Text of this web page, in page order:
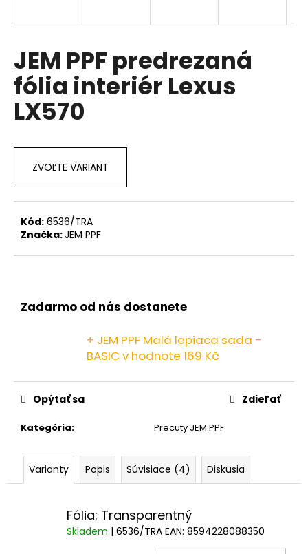
JEM PPF predrezaná
fólia interiér Lexus
LX570
ZVOĽTE VARIANT
Kód: 6536/TRA
Značka:JEM PPF
Zadarmo od nás dostanete
+ JEM PPF Malá lepiaca sada -
BASIC v hodnote 169 Kč
Kategória: Precuty JEM PPF
Opýtať sa Zdieľať
Varianty Popis Súvisiace (4) Diskusia
Fólia: Transparentný
Skladem | 6536/TRA EAN: 8594228088350
s
ť
?
O
d
č